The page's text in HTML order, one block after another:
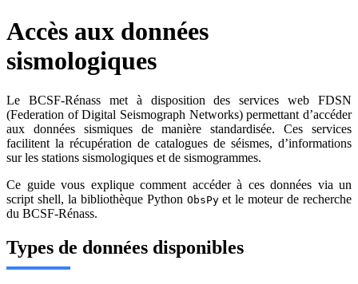
Accès aux données
sismologiques
Le BCSF-Rénass met à disposition des services web FDSN
(Federation of Digital Seismograph Networks) permettant d’accéder
aux données sismiques de manière standardisée. Ces services
facilitent la récupération de catalogues de séismes, d’informations
sur les stations sismologiques et de sismogrammes.
Ce guide vous explique comment accéder à ces données via un
script shell, la bibliothèque Python ObsPyet le moteur de recherche
du BCSF-Rénass.
Types de données disponibles